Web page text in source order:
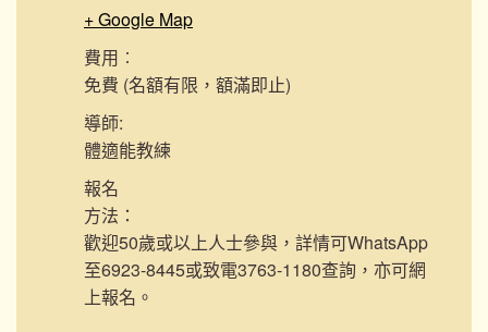
+ Google Map
費用︰
免費 (名額有限，額滿即止)
導師:
體適能教練
報名
方法：
歡迎50歲或以上人士參與，詳情可WhatsApp
至6923-8445或致電3763-1180查詢，亦可網
上報名。